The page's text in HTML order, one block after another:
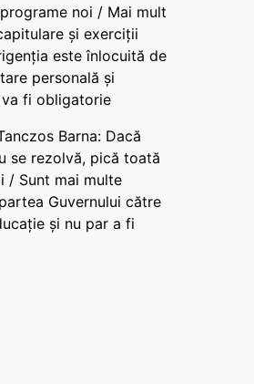
noi / Mai mult
și exerciții
este înlocuită de
personală și
fi obligatorie
Barna: Dacă
se rezolvă, pică toată
/ Sunt mai multe
Guvernului către
și nu par a fi